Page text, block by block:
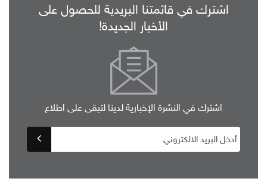
اشترك في قائمتنا البريدية للحصول على
الأخبار الجديدة!
اشترك في النشرة الإخبارية لدينا لتبقى على اطلاع